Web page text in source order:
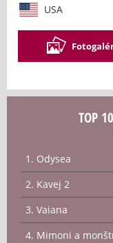
USA
TOP
1. Odysea
2. Kavej 2
3. Vaiana
4. Mimoni a